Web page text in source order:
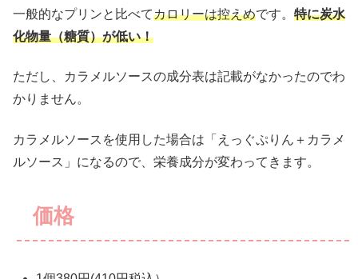
一般的なプリンと比べてカロリーは控えめです。 特に炭水
化物量（糖質）が低い！
ただし、カラメルソースの成分表は記載がなかったのでわ
かりません。
カラメルソースを使用した場合は「えっぐぷりん＋カラメ
ルソース」になるので、栄養成分が変わってきます。
価格